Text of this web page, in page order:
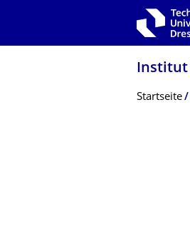
Zur Hauptnavigation springen
Institut
Startseite